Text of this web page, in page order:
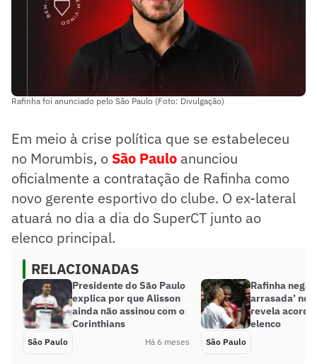
Rafinha foi anunciado pelo São Paulo (Foto: Divulgação)
Em meio à crise política que se estabeleceu
no Morumbis, o São Paulo anunciou
oficialmente a contratação de Rafinha como
novo gerente esportivo do clube. O ex-lateral
atuará no dia a dia do SuperCT junto ao
elenco principal.
RELACIONADAS
Presidente do São Paulo
explica por que Alisson
ainda não assinou com o
Corinthians
São Paulo Há 6 meses
Rafinha nega
arrasada’ no
revela acordo
elenco
São Paulo